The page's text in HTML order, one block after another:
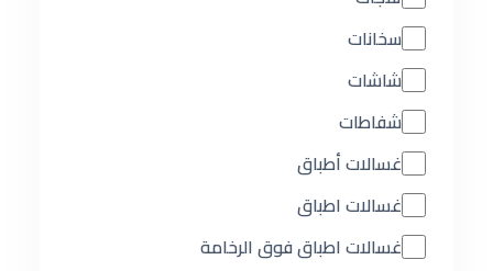
سخانات
شاشات
شفاطات
غسالات أطباق
غسالات اطباق
غسالات اطباق فوق الرخامة